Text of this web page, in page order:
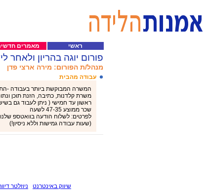
מאמרים ראשי
פורום יוגה בהריון ולאחר
מנהל/ת הפורום: מירה ארצי פדן
עבודה מהבית
המשרה המבוקשת ביותר בעבודה -התפנה 16 מקומות
משרת קלדנות, כתיבה, הזנת תוכן
ראשון עד חמישי ( ניתן לעבוד גם
שכר ממוצע 47-35 לשעה
לפרטים: לשלוח הודעה בוואטספ שלנו למספר 050-
(שעות עבודה גמישות וללא ניסיון!)
שיווק באינטרנט ניוזלטר